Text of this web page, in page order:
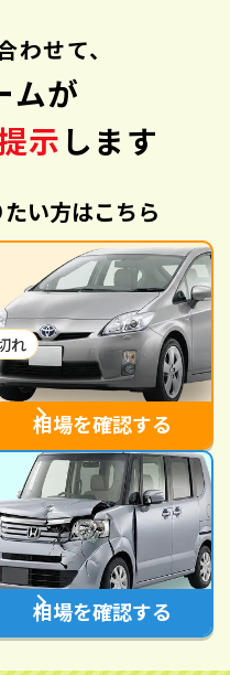
わせて、
ムが
示 します
い方はこちら
れ
相場を確認する
相場を確認する